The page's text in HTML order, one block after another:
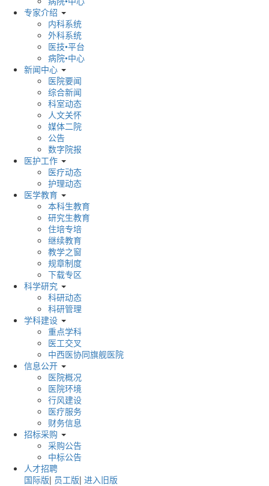
专家介绍
内科系统
外科系统
医技•平台
病院•中心
新闻中心
医院要闻
综合新闻
科室动态
人文关怀
媒体二院
公告
数字院报
医护工作
医疗动态
护理动态
医学教育
本科生教育
研究生教育
住培专培
继续教育
教学之窗
规章制度
下载专区
科学研究
科研动态
科研管理
学科建设
重点学科
医工交叉
中西医协同旗舰医院
信息公开
医院概况
医院环境
行风建设
医疗服务
财务信息
招标采购
采购公告
中标公告
人才招聘
国际版| 员工版| 进入旧版